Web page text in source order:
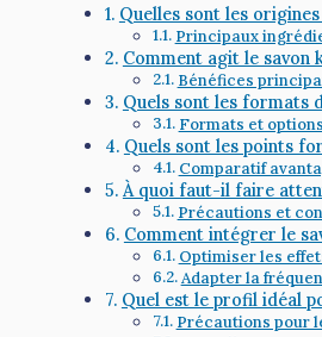
Quelles sont les
Principaux
Comment agit le savon
Bénéfices
Quels sont les formats
Formats et
Quels sont les points
Comparatif
À quoi faut-il faire
Précautions et
Comment intégrer le
Optimiser les
Adapter la
Quel est le profil idéal
Précautions pour